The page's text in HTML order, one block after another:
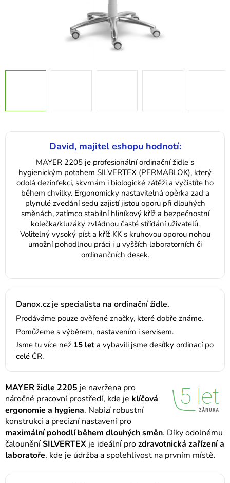
Danox.cz je specialista na ordinační židle.
Prodáváme pouze ověřené značky, které dobře známe.
Pomůžeme s výběrem, nastavením i servisem.
Jsme tu více než 15 let a vybavili jsme desítky ordinací po
celé ČR.
MAYER židle 2205 je navržena pro
náročné pracovní prostředí, kde je klíčová
ergonomie a hygiena. Nabízí robustní
konstrukci a precizní nastavení pro
maximální pohodlí během dlouhých směn. Díky odolnému
čalouněníSILVERTEX je ideální pro zdravotnická zařízení a
laboratoře, kde je údržba a spolehlivost na prvním místě.
David, majitel eshopu hodnotí:
MAYER 2205 je profesionální ordinační židle s
hygienickým potahem SILVERTEX (PERMABLOK), který
odolá dezinfekci, skvrnám i biologické zátěži a vyčistíte ho
během chvilky. Ergonomicky nastavitelná opěrka zad a
plynulé zvedání sedu zajistí jistou oporu při dlouhých
směnách, zatímco stabilní hliníkový kříž a bezpečnostní
kolečka/kluzáky zvládnou časté střídání uživatelů.
Volitelný vysoký píst a kříž KK s kruhovou oporou nohou
umožní pohodlnou práci i u vyšších laboratorních či
ordinančních desek.